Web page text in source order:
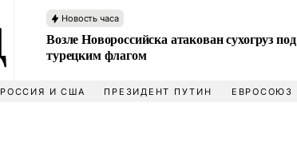
Новость часа
Возле Новороссийска атакован сухогруз под
турецким флагом
РОССИЯ И США ПРЕЗИДЕНТ ПУТИН ЕВРОСОЮЗ